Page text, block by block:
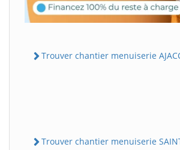
Trouver chantier menuiserie
Trouver chantier menuiserie